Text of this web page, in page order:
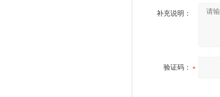
补充说明：
验证码：